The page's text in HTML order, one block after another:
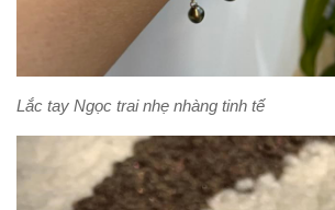
Lắc tay Ngọc trai nhẹ nhàng tinh tế